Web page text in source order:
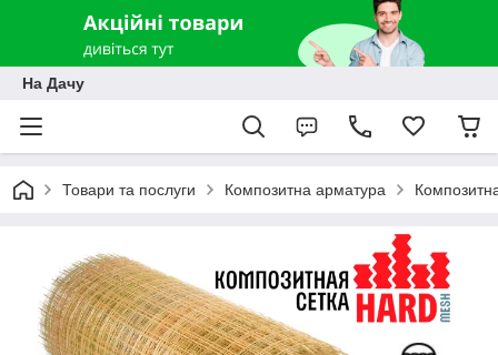
На Дачу
Товари та послуги Композитна арматура